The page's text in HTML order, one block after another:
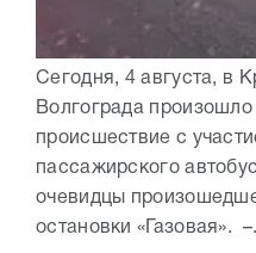
Сегодня, 4 августа, в
Волгограда
происшествие с
пассажирского
очевидцы
остановки «Газовая».